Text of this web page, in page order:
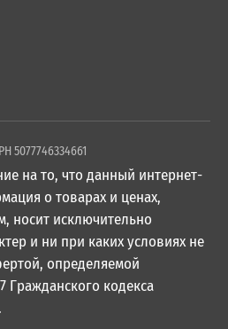
5077746334661
на то, что данный интернет-
о товарах и ценах,
носит исключительно
и ни при каких условиях не
определяемой
Гражданского кодекса